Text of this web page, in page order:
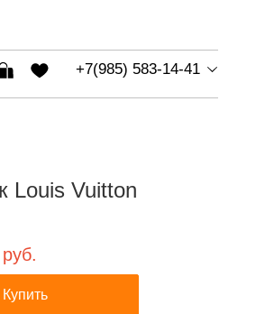
+7(985) 583-14-41
Louis Vuitton
руб.
Купить